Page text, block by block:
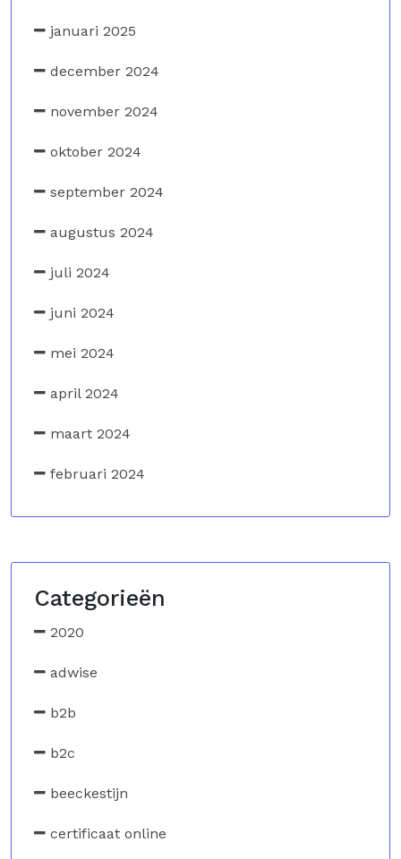
januari 2025
december 2024
november 2024
oktober 2024
september 2024
augustus 2024
juli 2024
juni 2024
mei 2024
april 2024
maart 2024
februari 2024
Categorieën
2020
adwise
b2b
b2c
beeckestijn
certificaat online